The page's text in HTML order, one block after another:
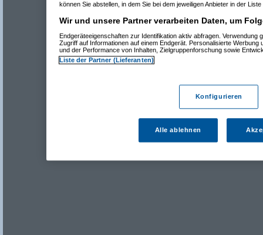
können Sie abstellen, in dem Sie bei dem jeweiligen Anbieter in der
Wir und unsere Partner verarbeiten Daten, um
Endgeräteeigenschaften zur Identifikation aktiv abfragen. Verwendung
Zugriff auf Informationen auf einem Endgerät. Personalisierte Werbung
und der Performance von Inhalten, Zielgruppenforschung sowie
Liste der Partner (Lieferanten)
Konfigurieren
Alle ablehnen